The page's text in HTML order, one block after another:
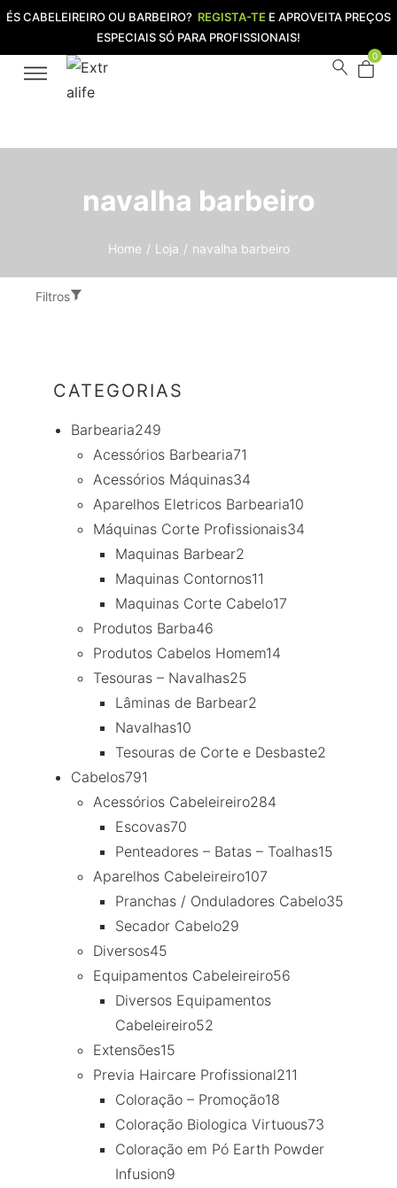
ÉS CABELEIREIRO OU BARBEIRO? REGISTA-TE E APROVEITA PREÇOS
ESPECIAIS SÓ PARA PROFISSIONAIS!
0
navalha barbeiro
Home / Loja / navalha barbeiro
Filtros
CATEGORIAS
Barbearia249
Acessórios Barbearia71
Acessórios Máquinas34
Aparelhos Eletricos Barbearia10
Máquinas Corte Profissionais34
Maquinas Barbear2
Maquinas Contornos11
Maquinas Corte Cabelo17
Produtos Barba46
Produtos Cabelos Homem14
Tesouras – Navalhas25
Lâminas de Barbear2
Navalhas10
Tesouras de Corte e Desbaste2
Cabelos791
Acessórios Cabeleireiro284
Escovas70
Penteadores – Batas – Toalhas15
Aparelhos Cabeleireiro107
Pranchas / Onduladores Cabelo35
Secador Cabelo29
Diversos45
Equipamentos Cabeleireiro56
Diversos Equipamentos
Cabeleireiro52
Extensões15
Previa Haircare Profissional211
Coloração – Promoção18
Coloração Biologica Virtuous73
Coloração em Pó Earth Powder
Infusion9